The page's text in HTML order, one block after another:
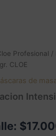
Profesional /
CLOE
de
$